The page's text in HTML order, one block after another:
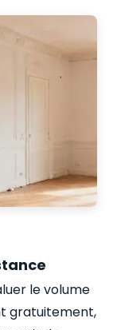
le volume
gratuitement,